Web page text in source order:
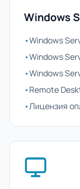
Windows
•Windows
•Windows
•Windows
•Remote
•Лицензия